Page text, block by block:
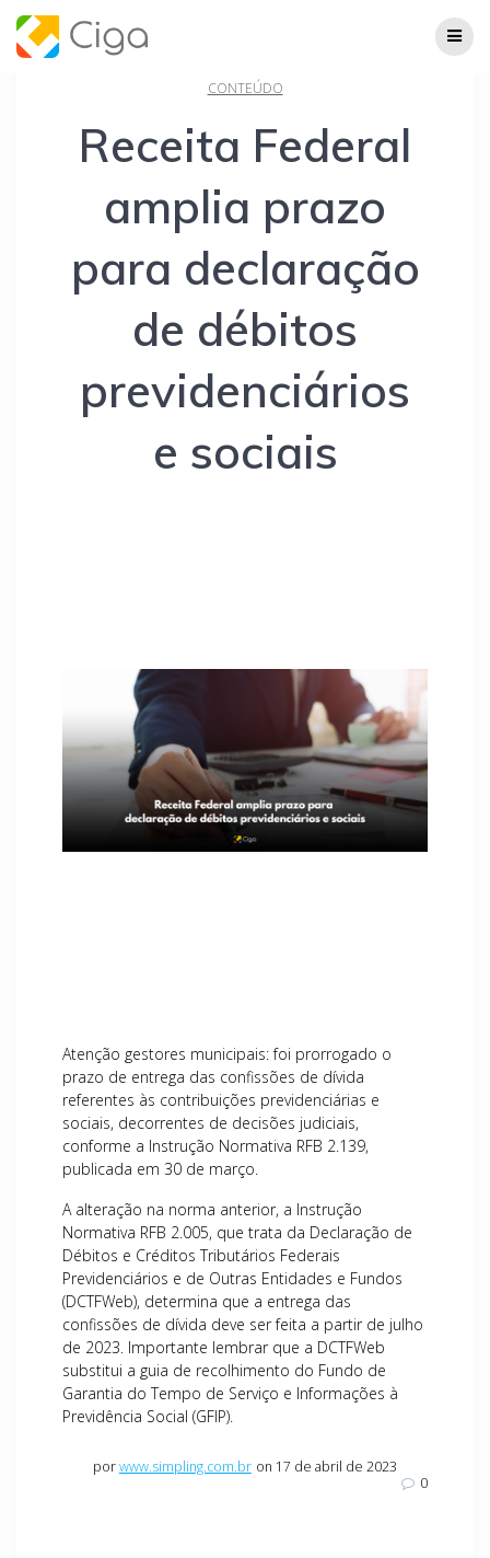
CONTEÚDO
Receita Federal
amplia prazo
para declaração
de débitos
previdenciários
e sociais
Atenção gestores municipais: foi prorrogado o
prazo de entrega das confissões de dívida
referentes às contribuições previdenciárias e
sociais, decorrentes de decisões judiciais,
conforme a Instrução Normativa RFB 2.139,
publicada em 30 de março.
A alteração na norma anterior, a Instrução
Normativa RFB 2.005, que trata da Declaração de
Débitos e Créditos Tributários Federais
Previdenciários e de Outras Entidades e Fundos
(DCTFWeb), determina que a entrega das
confissões de dívida deve ser feita a partir de julho
de 2023. Importante lembrar que a DCTFWeb
substitui a guia de recolhimento do Fundo de
Garantia do Tempo de Serviço e Informações à
Previdência Social (GFIP).
porwww.simpling.com.br on 17 de abril de 2023
0